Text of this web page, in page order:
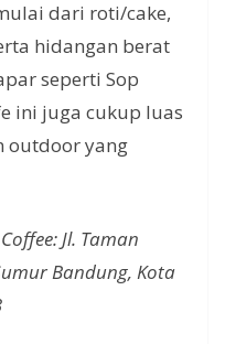
dari roti/cake,
hidangan berat
seperti Sop
ini juga cukup luas
outdoor yang
Jl. Taman
Bandung, Kota